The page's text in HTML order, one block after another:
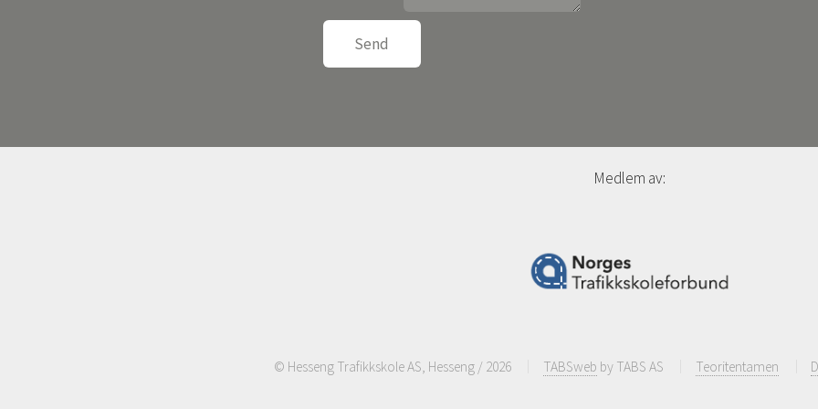
Medlem av:
© Hesseng Trafikkskole AS, Hesseng / 2026 TABSweb by TABS AS Teoritentamen